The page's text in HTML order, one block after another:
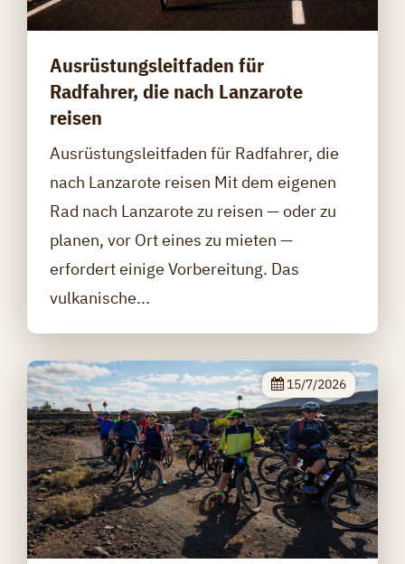
Ausrüstungsleitfaden für
Radfahrer, die nach Lanzarote
reisen
Ausrüstungsleitfaden für Radfahrer, die
nach Lanzarote reisen Mit dem eigenen
Rad nach Lanzarote zu reisen — oder zu
planen, vor Ort eines zu mieten —
erfordert einige Vorbereitung. Das
vulkanische...
15/7/2026